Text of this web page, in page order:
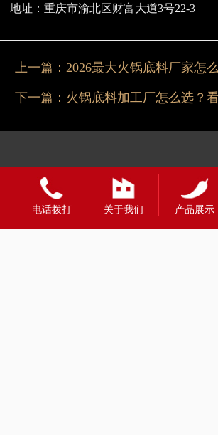
地址：重庆市渝北区财富大道3号22-3
上一篇：
下一篇： 火锅底料加工厂怎么选？
电话拨打 关于我们 产品展示